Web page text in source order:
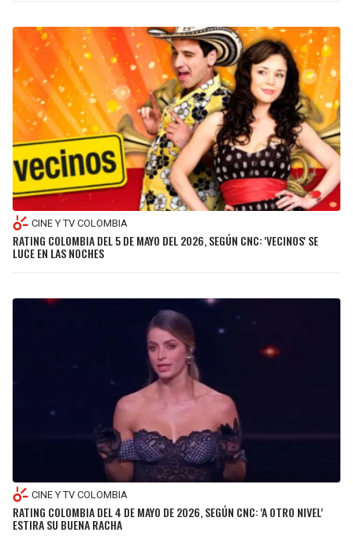
LEAGUES CUP
UEFA CONFERENCE LEAGUE
MLS
COPA LIBERTADORES
COPA SUDAMERICANA
LIGA BETPLAY
OTRAS LIGAS
RAIDERS
CHARGERS
RAVENS
BENGALS
BROWNS
STEELERS
GIANTS
EAGLES
CAVALIERS
PISTONS
PACERS
BUCKS
HAWKS
HORNETS
LAKERS
SUNS
CINE Y TV COLOMBIA
RATING COLOMBIA DEL 5 DE MAYO DEL 2026, SEGÚN CNC: 'VECINOS' SE
LUCE EN LAS NOCHES
CINE Y TV COLOMBIA
RATING COLOMBIA DEL 4 DE MAYO DE 2026, SEGÚN CNC: 'A OTRO NIVEL'
ESTIRA SU BUENA RACHA